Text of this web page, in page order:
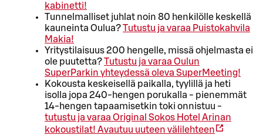
kabinetti!
Tunnelmalliset juhlat noin 80 henkilölle keskellä
kauneinta Oulua?Tutustu ja varaa Puistokahvila
Makia!
Yritystilaisuus 200 hengelle, missä ohjelmasta ei
ole puutetta?Tutustu ja varaa Oulun
SuperParkin yhteydessä oleva SuperMeeting!
Kokousta keskeisellä paikalla, tyylillä ja heti
isolla jopa 240-hengen porukalla - pienemmät
14-hengen tapaamisetkin toki onnistuu -
tutustu ja varaa Original Sokos Hotel Arinan
kokoustilat! Avautuu uuteen välilehteen